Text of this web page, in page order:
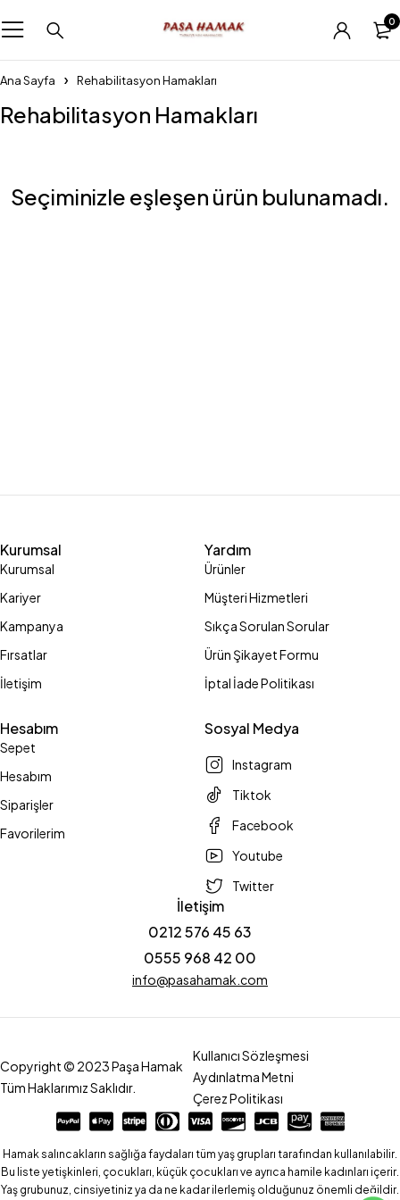
0
Ana Sayfa Rehabilitasyon Hamakları
Rehabilitasyon Hamakları
Seçiminizle eşleşen ürün bulunamadı.
Kurumsal
Kurumsal
Kariyer
Kampanya
Fırsatlar
İletişim
Yardım
Ürünler
Müşteri Hizmetleri
Sıkça Sorulan Sorular
Ürün Şikayet Formu
İptal İade Politikası
Hesabım
Sepet
Hesabım
Siparişler
Favorilerim
Sosyal Medya
Instagram
Tiktok
Facebook
Youtube
Twitter
İletişim
0212 576 45 63
0555 968 42 00
info@pasahamak.com
Copyright © 2023 Paşa Hamak
Tüm Haklarımız Saklıdır.
Kullanıcı Sözleşmesi
Aydınlatma Metni
Çerez Politikası
Hamak salıncakların sağlığa faydaları tüm yaş grupları tarafından kullanılabilir.
Bu liste yetişkinleri, çocukları, küçük çocukları ve ayrıca hamile kadınları içerir.
Yaş grubunuz, cinsiyetiniz ya da ne kadar ilerlemiş olduğunuz önemli değildir.